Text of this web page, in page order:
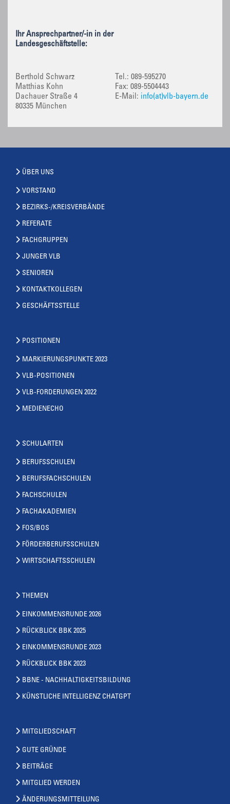
Ihr Ansprechpartner/-in in der
Landesgeschäftstelle:
Berthold Schwarz
Matthias Kohn
Dachauer Straße 4
80335 München
Tel.: 089-595270
Fax: 089-5504443
E-Mail: info(at)vlb-bayern.de
ÜBER UNS
VORSTAND
BEZIRKS-/KREISVERBÄNDE
REFERATE
FACHGRUPPEN
JUNGER VLB
SENIOREN
KONTAKTKOLLEGEN
GESCHÄFTSSTELLE
POSITIONEN
MARKIERUNGSPUNKTE 2023
VLB-POSITIONEN
VLB-FORDERUNGEN 2022
MEDIENECHO
SCHULARTEN
BERUFSSCHULEN
BERUFSFACHSCHULEN
FACHSCHULEN
FACHAKADEMIEN
FOS/BOS
FÖRDERBERUFSSCHULEN
WIRTSCHAFTSSCHULEN
THEMEN
EINKOMMENSRUNDE 2026
RÜCKBLICK BBK 2025
EINKOMMENSRUNDE 2023
RÜCKBLICK BBK 2023
BBNE - NACHHALTIGKEITSBILDUNG
KÜNSTLICHE INTELLIGENZ CHATGPT
MITGLIEDSCHAFT
GUTE GRÜNDE
BEITRÄGE
MITGLIED WERDEN
ÄNDERUNGSMITTEILUNG